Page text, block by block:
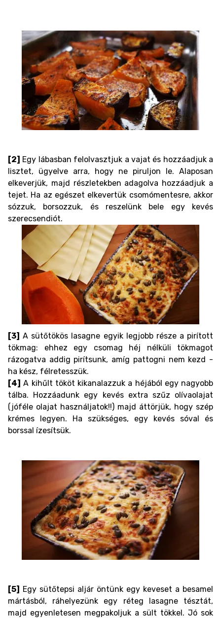
[2] Egy lábasban felolvasztjuk a vajat és hozzáadjuk a
lisztet, ügyelve arra, hogy ne piruljon le. Alaposan
elkeverjük, majd részletekben adagolva hozzáadjuk a
tejet. Ha az egészet elkevertük csomómentesre, akkor
sózzuk, borsozzuk, és reszelünk bele egy kevés
szerecsendiót.
[3] A sütőtökös lasagne egyik legjobb része a pirított
tökmag: ehhez egy csomag héj nélküli tökmagot
rázogatva addig pirítsunk, amíg pattogni nem kezd -
ha kész, félretesszük.
[4] A kihűlt tököt kikanalazzuk a héjából egy nagyobb
tálba. Hozzáadunk egy kevés extra szűz olívaolajat
(jóféle olajat használjatok!!) majd áttörjük, hogy szép
krémes legyen. Ha szükséges, egy kevés sóval és
borssal ízesítsük.
[5] Egy sütőtepsi aljár öntünk egy keveset a besamel
mártásból, ráhelyezünk egy réteg lasagne tésztát,
majd egyenletesen megpakoljuk a sült tökkel. Jó sok